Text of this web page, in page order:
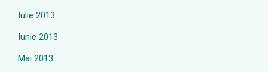
Iulie 2013
Iunie 2013
Mai 2013